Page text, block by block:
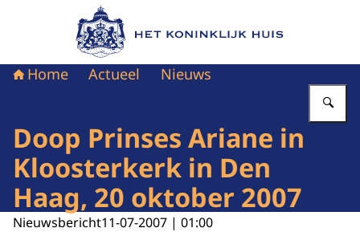
Naar de homepage van Het Koninklijk Huis
Home Actueel Nieuws
Doop Prinses Ariane in
Kloosterkerk in Den
Haag, 20 oktober 2007
Nieuwsbericht11-07-2007 | 01:00